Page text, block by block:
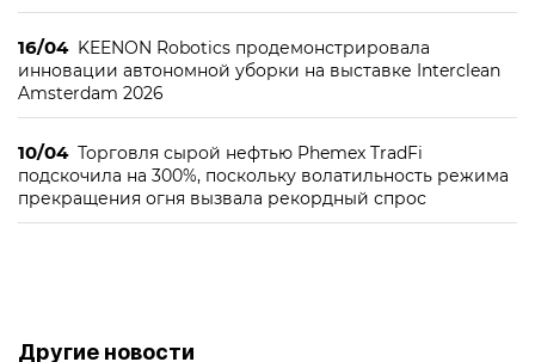
16/04 KEENON Robotics продемонстрировала
инновации автономной уборки на выставке Interclean
Amsterdam 2026
10/04 Торговля сырой нефтью Phemex TradFi
подскочила на 300%, поскольку волатильность режима
прекращения огня вызвала рекордный спрос
Другие новости